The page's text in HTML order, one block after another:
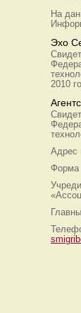
На
Эхо
2010
Адрес
Форма